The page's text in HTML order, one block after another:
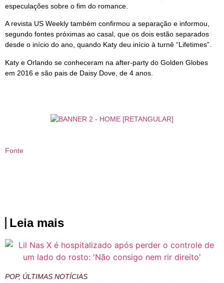
especulações sobre o fim do romance.
A revista US Weekly também confirmou a separação e informou,
segundo fontes próximas ao casal, que os dois estão separados
desde o início do ano, quando Katy deu início à turnê “Lifetimes”.
Katy e Orlando se conheceram na after-party do Golden Globes
em 2016 e são pais de Daisy Dove, de 4 anos.
Fonte
Leia mais
POP, ÚLTIMAS NOTÍCIAS